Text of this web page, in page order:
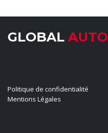
GLOBAL AUTO
Politique de confidentialité
Mentions Légales